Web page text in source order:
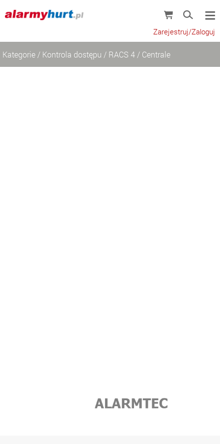
Zarejestruj/Zaloguj
Kategorie / Kontrola dostępu / RACS 4 / Centrale